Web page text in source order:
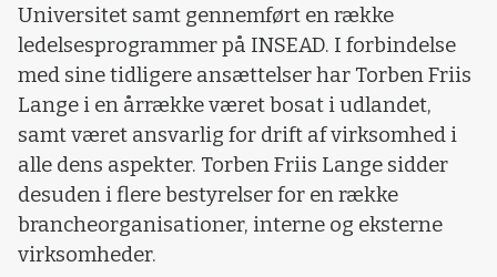
Universitet samt gennemført en række
ledelsesprogrammer på INSEAD. I forbindelse
med sine tidligere ansættelser har Torben Friis
Lange i en årrække været bosat i udlandet,
samt været ansvarlig for drift af virksomhed i
alle dens aspekter. Torben Friis Lange sidder
desuden i flere bestyrelser for en række
brancheorganisationer, interne og eksterne
virksomheder.